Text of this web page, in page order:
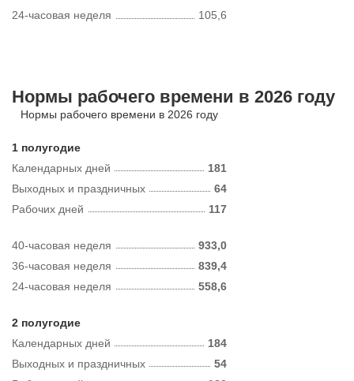
24-часовая неделя
105,6
Нормы рабочего времени в 2026 году
Нормы рабочего времени в 2026 году
1 полугодие
Календарных дней
181
Рабочих дней 117
Выходных и праздничных 64
40-часовая неделя
933,0
36-часовая неделя
839,4
24-часовая неделя
558,6
2 полугодие
Календарных дней
184
Выходных и праздничных 54